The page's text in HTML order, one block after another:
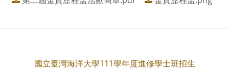
國立臺灣海洋大學111學年度進修學士班招生